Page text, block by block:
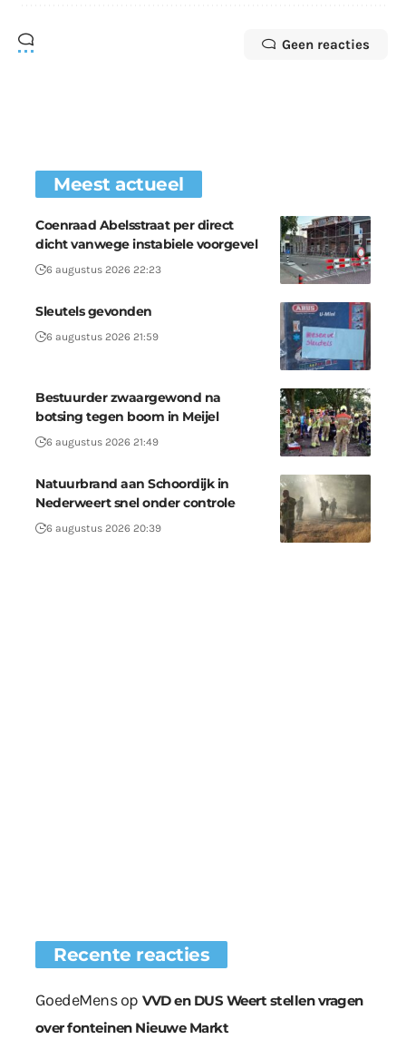
Geen reacties
Meest actueel
Coenraad Abelsstraat per direct
dicht vanwege instabiele voorgevel
6 augustus 2026 22:23
Sleutels gevonden
6 augustus 2026 21:59
Bestuurder zwaargewond na
botsing tegen boom in Meijel
6 augustus 2026 21:49
Natuurbrand aan Schoordijk in
Nederweert snel onder controle
6 augustus 2026 20:39
Recente reacties
GoedeMensop VVD en DUS Weert stellen vragen
over fonteinen Nieuwe Markt